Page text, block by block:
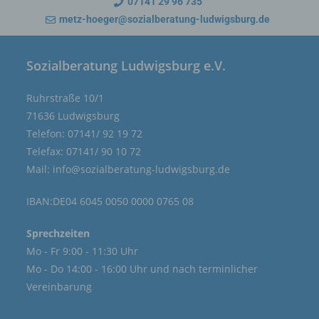
metz-hoeger@sozialberatung-ludwigsburg.de
Sozialberatung Ludwigsburg e.V.
Ruhrstraße 10/1
71636 Ludwigsburg
Telefon: 07141/ 92 19 72
Telefax: 07141/ 90 10 72
Mail: info@sozialberatung-ludwigsburg.de
IBAN:DE04 6045 0050 0000 0765 08
Sprechzeiten
Mo - Fr 9:00 - 11:30 Uhr
Mo - Do 14:00 - 16:00 Uhr und nach terminlicher
Vereinbarung
b) betroffene Person
Betroffene Person ist jede identifizierte oder
Verarbeitung Verantwortlichen verarbeitet
c) Verarbeitung
Verarbeitung ist jeder mit oder ohne Hilfe
automatisierter Verfahren ausgeführte Vorgang
Zusammenhang mit personenbezogenen Daten
Organisation, das Ordnen, die Speicherung, die
das Abfragen, die Verwendung, die Offenlegung
durch Übermittlung, Verbreitung oder eine
oder die Verknüpfung, die Einschränkung, das
Löschen oder die Vernichtung.